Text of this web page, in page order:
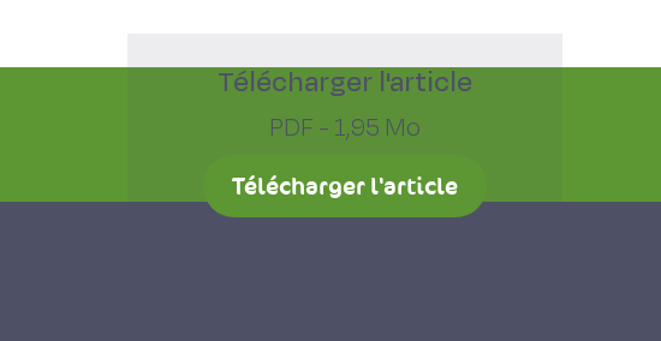
Télécharger l'article
PDF - 1,95 Mo
Télécharger l'article